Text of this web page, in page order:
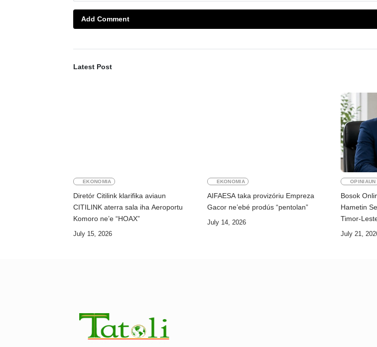
Add Comment
Latest Post
EKONOMIA
Diretór Citilink klarifika aviaun
CITILINK aterra sala iha Aeroportu
Komoro ne’e “HOAX”
July 15, 2026
EKONOMIA
AIFAESA taka provizóriu Empreza
Gacor ne’ebé prodús “pentolan”
July 14, 2026
OPINIAUN
Bosok
Hametin
Timor-
July 21,